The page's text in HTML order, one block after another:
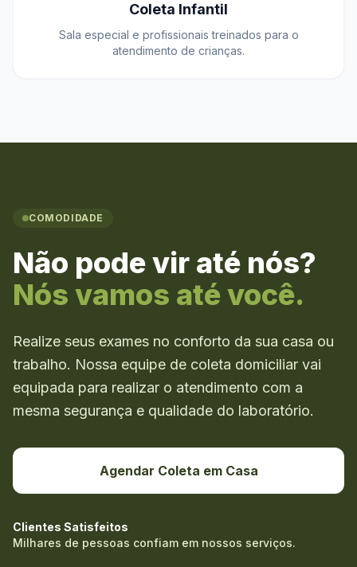
Coleta Infantil
Sala especial e profissionais treinados para o
atendimento de crianças.
COMODIDADE
Não pode vir até nós?
Nós vamos até você.
Realize seus exames no conforto da sua casa ou
trabalho. Nossa equipe de coleta domiciliar vai
equipada para realizar o atendimento com a
mesma segurança e qualidade do laboratório.
Agendar Coleta em Casa
Clientes Satisfeitos
Milhares de pessoas confiam em nossos serviços.